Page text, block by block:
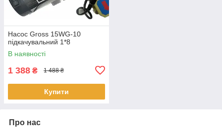
Насос Gross 15WG-10
підкачувальний 1*8
В наявності
1 388 ₴ 1 488 ₴
Купити
Про нас